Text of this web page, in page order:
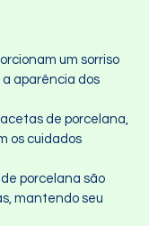
um sorriso
aparência dos
de porcelana,
os cuidados
porcelana são
mantendo seu